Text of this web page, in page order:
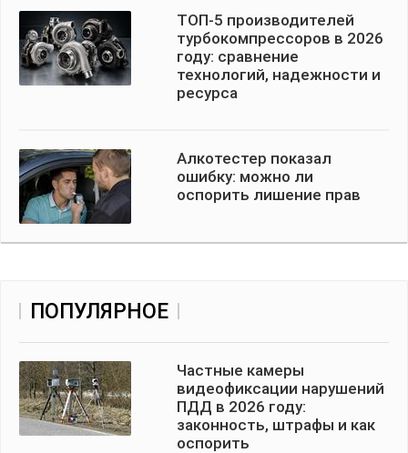
ТОП-5 производителей
турбокомпрессоров в 2026
году: сравнение
технологий, надежности и
ресурса
Алкотестер показал
ошибку: можно ли
оспорить лишение прав
ПОПУЛЯРНОЕ
Частные камеры
видеофиксации нарушений
ПДД в 2026 году:
законность, штрафы и как
оспорить